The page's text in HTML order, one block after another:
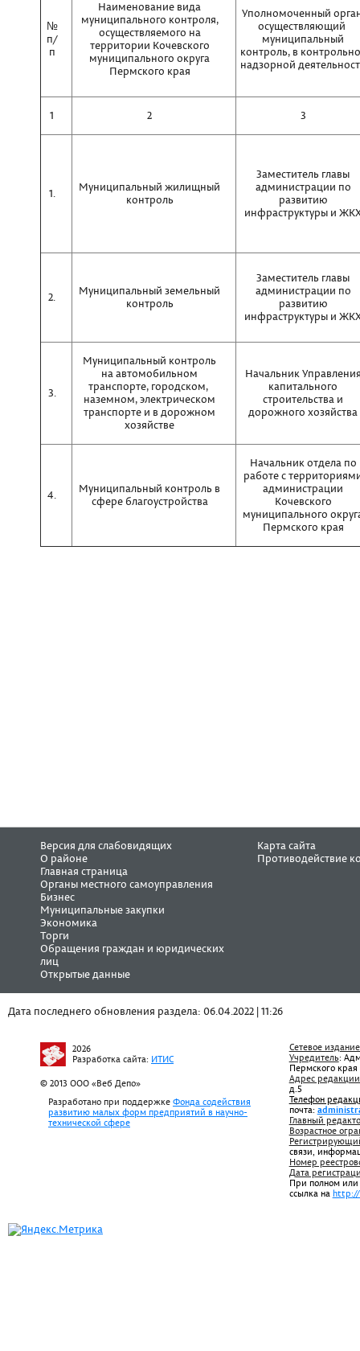
№
п/
п
Наименование вида
муниципального контроля,
осуществляемого на
территории Кочевского
муниципального округа
Пермского края
Уполномоченный
осуществляющий
муниципальный
контроль, в
надзорной
1 2 3
1.
Муниципальный жилищный
контроль
Заместитель главы
администрации по
развитию
инфраструктуры и
2.
Муниципальный земельный
контроль
Заместитель главы
администрации по
развитию
инфраструктуры и
3.
Муниципальный контроль
на автомобильном
транспорте, городском,
наземном, электрическом
транспорте и в дорожном
хозяйстве
Начальник
капитального
строительства и
дорожного хозяйства
4.
Муниципальный контроль в
сфере благоустройства
Начальник отдела по
работе с
администрации
Кочевского
муниципального
Пермского края
Версия для слабовидящих
О районе
Главная страница
Органы местного самоуправления
Бизнес
Муниципальные закупки
Экономика
Торги
Обращения граждан и юридических
лиц
Открытые данные
Карта сайта
Противодействие
Дата последнего обновления раздела: 06.04.2022 | 11:26
2026
Разработка сайта: ИТИС
© 2013 ООО «Веб Депо»
Разработано при поддержке Фонда содействия
развитию малых форм предприятий в научно-
технической сфере
Сетевое
Учредитель:
Пермского края
Адрес
д.5
Телефон
почта:
Главный
Возрастное
связи,
Номер
Дата
При полном или
ссылка на http://